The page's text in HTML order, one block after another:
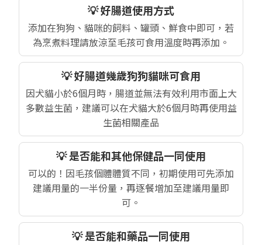
💡 好腸道使用方式
添加在狗狗、貓咪的飼料、罐頭、鮮食中即可，若
為烹煮料理請放涼至毛孩可食用溫度時再添加。
💡 好腸道幾歲狗狗貓咪可食用
因犬貓小於6個月時，腸道並無法有效利用市面上大
多數益生菌，建議可以在犬貓大於6個月時再使用益
生菌相關產品
💡 是否能和其他保健品一同使用
可以的！因毛孩個體體質不同，初期使用可先添加
建議用量的一半份量，再逐餐增加至建議用量即
可。
💡 是否能和藥品一同使用